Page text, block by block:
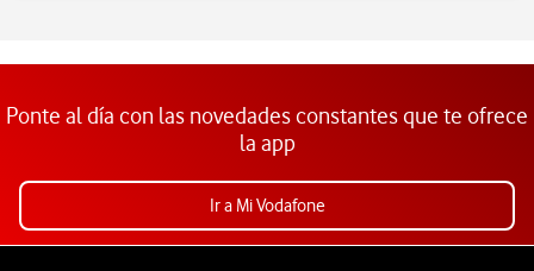
Ponte al día con las novedades constantes que te ofrece
la app
Ir a Mi Vodafone